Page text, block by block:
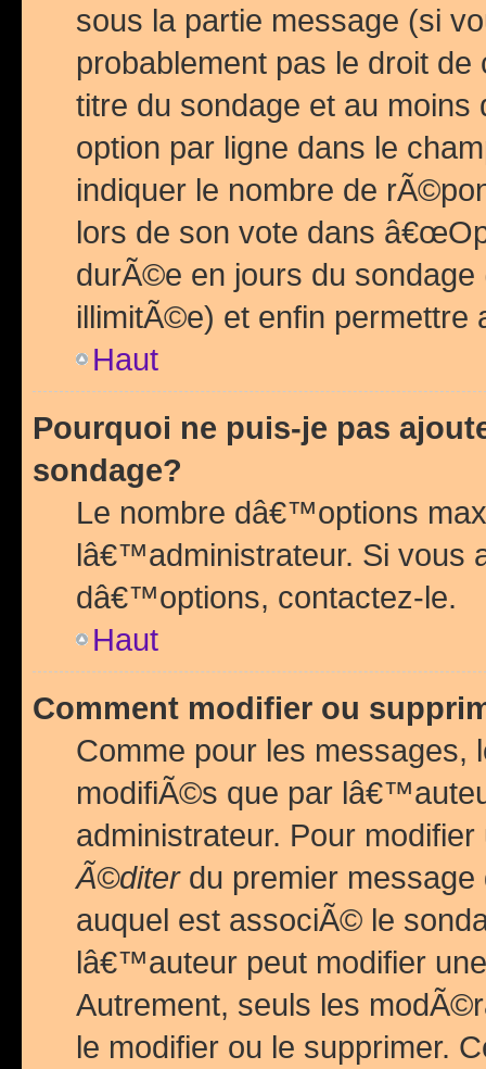
sous la partie message (si
probablement pas le droit
titre du sondage et au
option par ligne dans le
indiquer le nombre de
lors de son vote dans
durÃ©e en jours du
illimitÃ©e) et enfin permettre
Haut
Pourquoi ne puis-je pas
sondage?
Le nombre dâ€™options
lâ€™administrateur. Si vous
dâ€™options, contactez-le.
Haut
Comment modifier ou
Comme pour les messages,
modifiÃ©s que par
administrateur. Pour
Ã©diterdu premier
auquel est associÃ© le
lâ€™auteur peut modifier
Autrement, seuls les
le modifier ou le supprimer.